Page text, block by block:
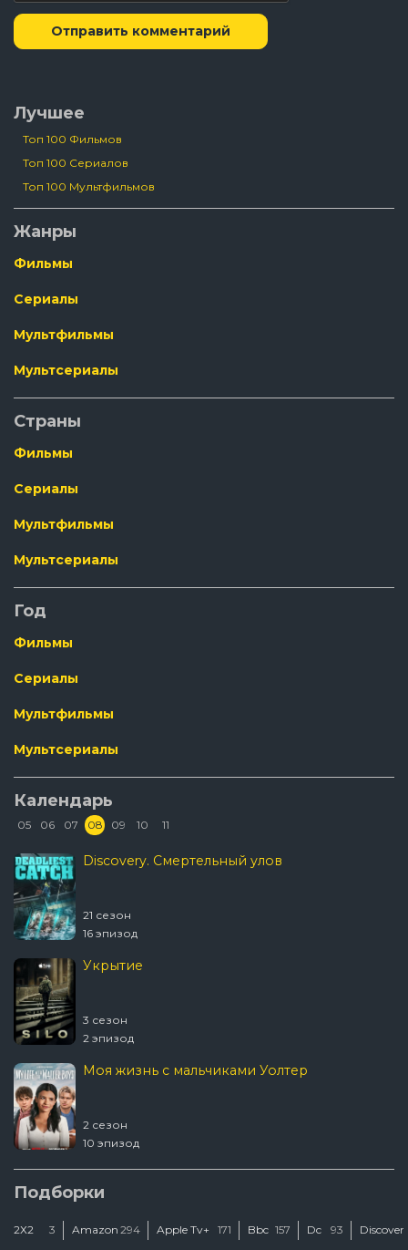
Отправить комментарий
Лучшее
Топ 100 Фильмов
Топ 100 Сериалов
Топ 100 Мультфильмов
Жанры
Фильмы
Сериалы
Мультфильмы
Мультсериалы
Страны
Фильмы
Сериалы
Мультфильмы
Мультсериалы
Год
Фильмы
Сериалы
Мультфильмы
Мультсериалы
Календарь
05 06 07 08 09 10 11
Discovery. Смертельный улов
21 сезон
16 эпизод
Укрытие
3 сезон
2 эпизод
Моя жизнь с мальчиками Уолтер
2 сезон
10 эпизод
Шугар
2 сезон
Подборки
2Х2 3 Amazon 294 Apple Tv+ 171 Bbc 157 Dc 93